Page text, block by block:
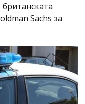
Sachs за